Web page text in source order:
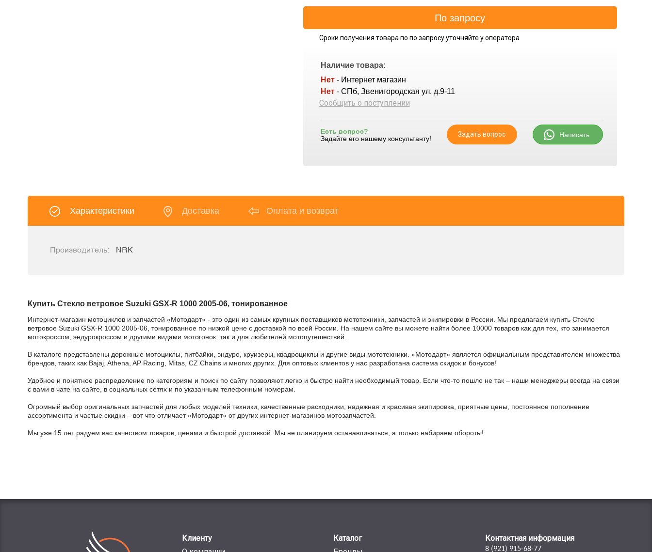
Сроки получения товара по по запросу уточняйте у оператора
Наличие товара:
Нет - Интернет магазин
Нет - СПб, Звенигородская ул. д.9-11
Сообщить о поступлении
Есть вопрос?
Задайте его нашему консультанту!
Задать вопрос Написать
Характеристики Доставка Оплата и возврат
Производитель: NRK
Купить Стекло ветровое Suzuki GSX-R 1000 2005-06, тонированное
Интернет-магазин мотоциклов и запчастей «Мотодарт» - это один из самых крупных поставщиков мототехники, запчастей и экипировки в России. Мы предлагаем купить Стекло
ветровое Suzuki GSX-R 1000 2005-06, тонированное по низкой цене с доставкой по всей России. На нашем сайте вы можете найти более 10000 товаров как для тех, кто занимается
мотокроссом, эндурокроссом и другими видами мотогонок, так и для любителей мотопутешествий.
В каталоге представлены дорожные мотоциклы, питбайки, эндуро, круизеры, квадроциклы и другие виды мототехники. «Мотодарт» является официальным представителем множества
брендов, таких как Bajaj, Athena, AP Racing, Mitas, CZ Chains и многих других. Для оптовых клиентов у нас разработана система скидок и бонусов!
Удобное и понятное распределение по категориям и поиск по сайту позволяют легко и быстро найти необходимый товар. Если что-то пошло не так – наши менеджеры всегда на связи
с вами в чате на сайте, в социальных сетях и по указанным телефонным номерам.
Огромный выбор оригинальных запчастей для любых моделей техники, качественные расходники, надежная и красивая экипировка, приятные цены, постоянное пополнение
ассортимента и частые скидки – вот что отличает «Мотодарт» от других интернет-магазинов мотозапчастей.
Мы уже 15 лет радуем вас качеством товаров, ценами и быстрой доставкой. Мы не планируем останавливаться, а только набираем обороты!
Клиенту
Каталог
Контактная информация
8 (921) 915-68-77